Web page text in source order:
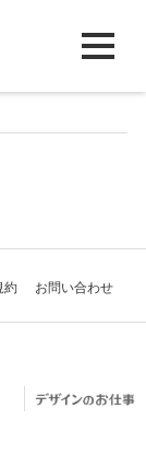
約 お問い合わせ